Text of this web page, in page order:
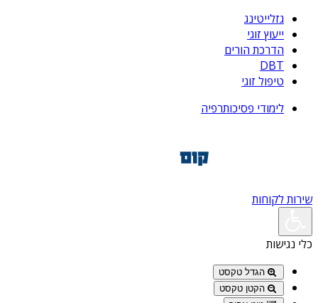
גזלייטינג
ייעוץ זוגי
הדרכת הורים
DBT
טיפול זוגי
לימודי פסיכותרפיה
שירות לקוחות
כלי נגישות
הגדל טקסט
הקטן טקסט